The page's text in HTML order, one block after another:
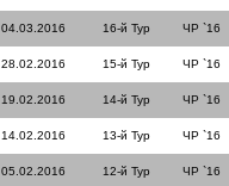
04.03.2016 16-й Тур ЧР `16
28.02.2016 15-й Тур ЧР `16
19.02.2016 14-й Тур ЧР `16
14.02.2016 13-й Тур ЧР `16
05.02.2016 12-й Тур ЧР `16